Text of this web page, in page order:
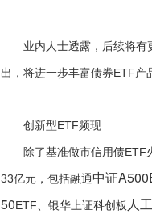
业内人士透露，后续将有更
出，将进一步丰富债券ETF
创新型ETF频现
除了基准做市信用债ETF火
33亿元，包括融通中证
50ETF、银华上证科创板 人